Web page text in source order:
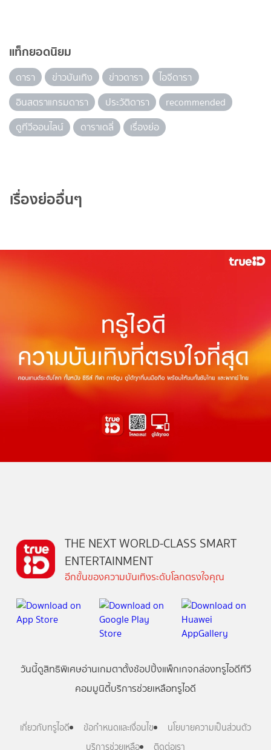
แท็กยอดนิยม
ดารา ข่าวบันเทิง ข่าวดารา
ไอจีดารา
อินสตราแกรมดารา
ประวัติดารา
recommended
ดูทีวีออนไลน์
ดาราเดลี่ เรื่องย่อ
เรื่องย่ออื่นๆ
THE NEXT WORLD-CLASS SMART
ENTERTAINMENT
อีกขั้นของความบันเทิงระดับโลกตรงใจคุณ
วันนี้ดูสิทธิพิเศษอ่านเกมตาตั้งช้อปปิ้งแพ็กเกจกล่องทรูไอดีทีวี
คอมมูนิตี้บริการช่วยเหลือทรูไอดี
เกี่ยวกับทรูไอดี ข้อกำหนดและเงื่อนไข
นโยบายความเป็นส่วนตัว
บริการช่วยเหลือ
ติดต่อเรา